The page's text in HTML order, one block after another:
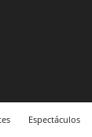
Espectáculos